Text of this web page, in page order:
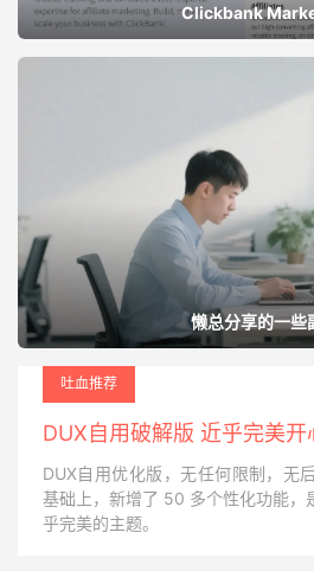
Clickbank
懒总分享的一些
吐血推荐
DUX自用破解版 近乎完美开
DUX自用优化版，无任何限制，无
基础上，新增了 50 多个性化功能，
乎完美的主题。